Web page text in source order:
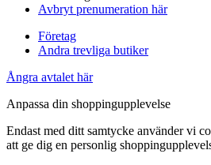
Avbryt prenumeration här
Företag
Andra trevliga butiker
Ångra avtalet här
Anpassa din shoppingupplevelse
Endast med ditt samtycke använder vi
att ge dig en personlig